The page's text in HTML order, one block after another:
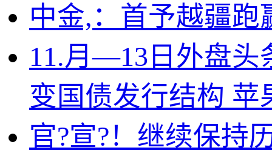
中金,：首予越疆跑
11.月—13日外盘头
变国债发行结构
官?宣?！继续保持